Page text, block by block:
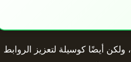
أيضًا كوسيلة لتعزيز الروابط